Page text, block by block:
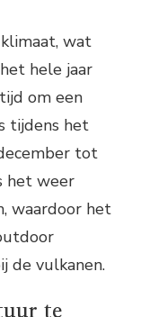
wat
hele jaar
om een
tijdens het
tot
het weer
waardoor het
de vulkanen.
te